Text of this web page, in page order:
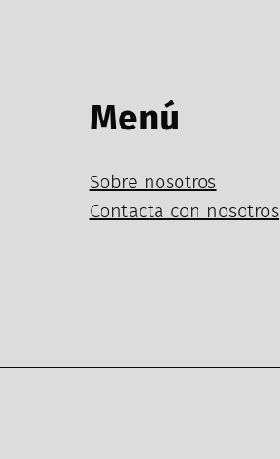
Menú
Sobre nosotros
Contacta con nosotros